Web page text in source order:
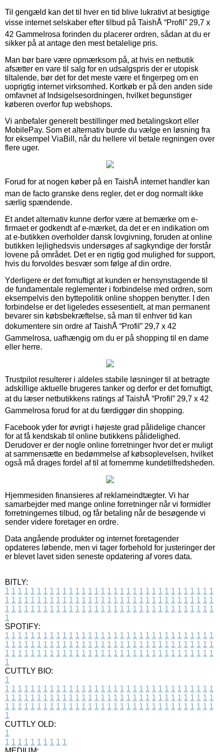
Til gengæld kan det til hver en tid blive lukrativt at besigtige
visse internet selskaber efter tilbud på TaishÅ “Profil” 29,7 x
42 Gammelrosa forinden du placerer ordren, sådan at du er
sikker på at antage den mest betalelige pris.
Man bør bare være opmærksom på, at hvis en netbutik
afsætter en vare til salg for en udsalgspris der er utopisk
tiltalende, bør det for det meste være et fingerpeg om en
uoprigtig internet virksomhed. Kortkøb er på den anden side
omfavnet af Indsigelsesordningen, hvilket begunstiger
køberen overfor fup webshops.
Vi anbefaler generelt bestillinger med betalingskort eller
MobilePay. Som et alternativ burde du vælge en løsning fra
for eksempel ViaBill, når du hellere vil betale regningen over
flere uger.
Forud for at nogen køber på en TaishÅ internet handler kan
man de facto granske dens regler, det er dog normalt ikke
særlig spændende.
Et andet alternativ kunne derfor være at bemærke om e-
firmaet er godkendt af e-mærket, da det er en indikation om
at e-butikken overholder dansk lovgivning, foruden at online
butikken lejlighedsvis undersøges af sagkyndige der forstår
lovene på området. Det er en rigtig god mulighed for support,
hvis du forvoldes besvær som følge af din ordre.
Yderligere er det fornuftigt at kunden er hensynstagende til
de fundamentale reglementer i forbindelse med ordren, som
eksempelvis den byttepolitik online shoppen benytter. I den
forbindelse er det ligeledes essesentielt, at man permanent
bevarer sin købsbekræftelse, så man til enhver tid kan
dokumentere sin ordre af TaishÅ “Profil” 29,7 x 42
Gammelrosa, uafhængig om du er på shopping til en dame
eller herre.
Trustpilot resulterer i aldeles stabile løsninger til at betragte
adskillige aktuelle brugeres tanker og derfor er det fornuftigt,
at du læser netbutikkens ratings af TaishÅ “Profil” 29,7 x 42
Gammelrosa forud for at du færdiggør din shopping.
Facebook yder for øvrigt i højeste grad pålidelige chancer
for at få kendskab til online butikkens pålidelighed.
Derudover er der nogle online forretninger hvor det er muligt
at sammensætte en bedømmelse af købsoplevelsen, hvilket
også må drages fordel af til at fornemme kundetilfredsheden.
Hjemmesiden finansieres af reklameindtægter. Vi har
samarbejder med mange online forretninger når vi formidler
forretningernes tilbud, og får betaling når de besøgende vi
sender videre foretager en ordre.
Data angående produkter og internet foretagender
opdateres løbende, men vi tager forbehold for justeringer der
er blevet lavet siden seneste opdatering af vores data.
BITLY:
1 1 1 1 1 1 1 1 1 1 1 1 1 1 1 1 1 1 1 1 1 1 1 1 1 1 1 1 1 1 1 1 1
1 1 1 1 1 1 1 1 1 1 1 1 1 1 1 1 1 1 1 1 1 1 1 1 1 1 1 1 1 1 1 1 1
1 1 1 1 1 1 1 1 1 1 1 1 1 1 1 1 1 1 1 1 1 1 1 1 1 1 1 1 1 1 1 1 1
1
SPOTIFY:
1 1 1 1 1 1 1 1 1 1 1 1 1 1 1 1 1 1 1 1 1 1 1 1 1 1 1 1 1 1 1 1 1
1 1 1 1 1 1 1 1 1 1 1 1 1 1 1 1 1 1 1 1 1 1 1 1 1 1 1 1 1 1 1 1 1
1 1 1 1 1 1 1 1 1 1 1 1 1 1 1 1 1 1 1 1 1 1 1 1 1 1 1 1 1 1 1 1 1
1
CUTTLY BIO:
1
1 1 1 1 1 1 1 1 1 1 1 1 1 1 1 1 1 1 1 1 1 1 1 1 1 1 1 1 1 1 1 1 1
1 1 1 1 1 1 1 1 1 1 1 1 1 1 1 1 1 1 1 1 1 1 1 1 1 1 1 1 1 1 1 1 1
1 1 1 1 1 1 1 1 1 1 1 1 1 1 1 1 1 1 1 1 1 1 1 1 1 1 1 1 1 1 1 1 1
1
CUTTLY OLD:
1
1 1 1 1 1 1 1 1 1 1